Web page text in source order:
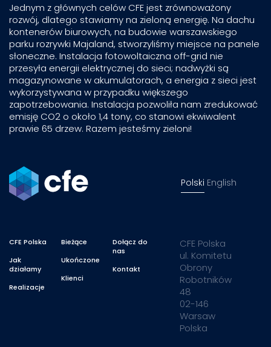
Jednym z głównych celów CFE jest zrównoważony
rozwój, dlatego stawiamy na zieloną energię. Na dachu
kontenerów biurowych, na budowie warszawskiego
parku rozrywki Majaland, stworzyliśmy miejsce na panele
słoneczne. Instalacja fotowoltaiczna off-grid nie
przesyła energii elektrycznej do sieci; nadwyżki są
magazynowane w akumulatorach, a energia z sieci jest
wykorzystywana w przypadku większego
zapotrzebowania. Instalacja pozwoliła nam zredukować
emisję CO2 o około 1,4 tony, co stanowi ekwiwalent
prawie 65 drzew. Razem jesteśmy zieloni!
CFE Polska
Jak
działamy
Realizacje
Bieżące
Ukończone
Klienci
Dołącz do
nas
Kontakt
Polski English
CFE Polska
ul. Komitetu
Obrony
Robotników
48
02-146
Warsaw
Polska